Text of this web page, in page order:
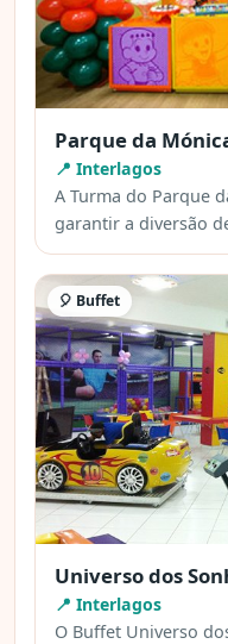
Parque da
📍 Interlagos
A Turma do Parque
garantir a diversão
🎈 Buffet
Universo dos
📍 Interlagos
O Buffet Universo